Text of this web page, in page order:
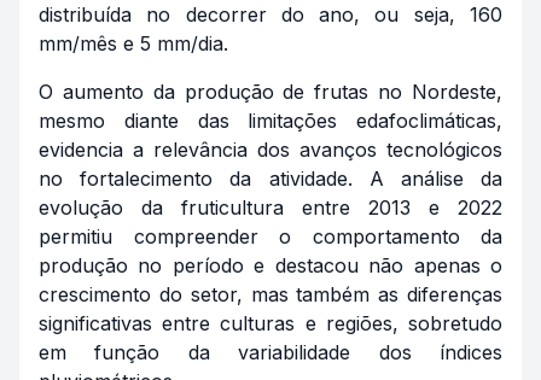
distribuída no decorrer do ano, ou seja, 160
mm/mês e 5 mm/dia.
O aumento da produção de frutas no Nordeste,
mesmo diante das limitações edafoclimáticas,
evidencia a relevância dos avanços tecnológicos
no fortalecimento da atividade. A análise da
evolução da fruticultura entre 2013 e 2022
permitiu compreender o comportamento da
produção no período e destacou não apenas o
crescimento do setor, mas também as diferenças
significativas entre culturas e regiões, sobretudo
em função da variabilidade dos índices